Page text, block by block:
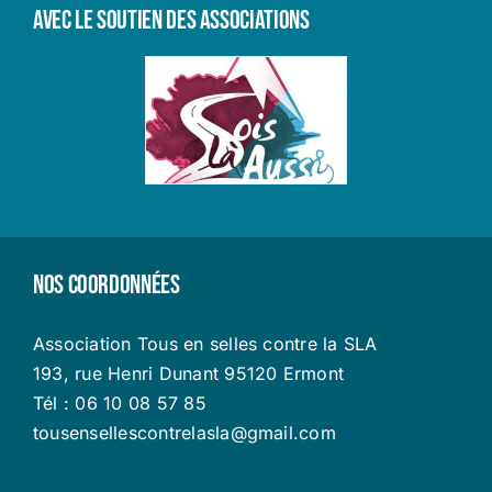
Avec le soutien des associations
Nos coordonnées
Association Tous en selles contre la SLA
193, rue Henri Dunant 95120 Ermont
Tél : 06 10 08 57 85
tousensellescontrelasla@gmail.com